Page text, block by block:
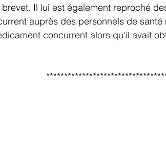
Il lui est également reproché
auprès des personnels de
concurrent alors qu'il avait